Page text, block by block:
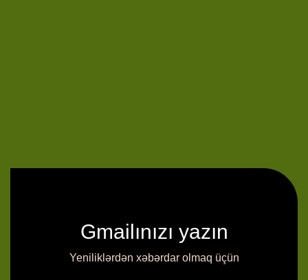
Gmailınızı yazın
Yeniliklərdən xəbərdar olmaq üçün